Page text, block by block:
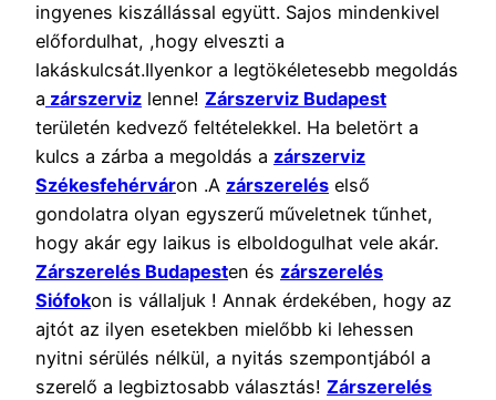
ingyenes kiszállással együtt. Sajos mindenkivel
előfordulhat, ,hogy elveszti a
lakáskulcsát.Ilyenkor a legtökéletesebb megoldás
a zárszerviz lenne! Zárszerviz Budapest
területén kedvező feltételekkel. Ha beletört a
kulcs a zárba a megoldás a zárszerviz
Székesfehérváron .A zárszerelés első
gondolatra olyan egyszerű műveletnek tűnhet,
hogy akár egy laikus is elboldogulhat vele akár.
Zárszerelés Budapesten és zárszerelés
Siófokon is vállaljuk ! Annak érdekében, hogy az
ajtót az ilyen esetekben mielőbb ki lehessen
nyitni sérülés nélkül, a nyitás szempontjából a
szerelő a legbiztosabb választás! Zárszerelés